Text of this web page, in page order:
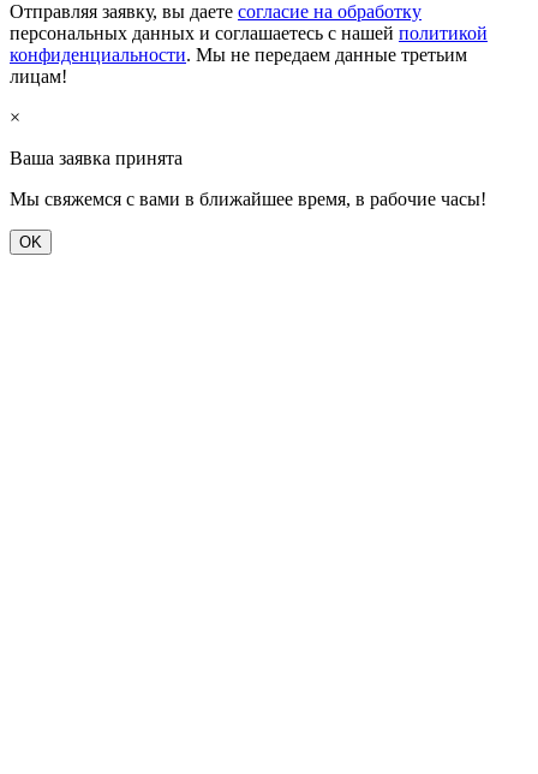
Отправляя заявку, вы даете согласие на обработку
персональных данных и соглашаетесь с нашей политикой
конфиденциальности. Мы не передаем данные третьим
лицам!
×
Ваша заявка принята
Мы свяжемся с вами в ближайшее время, в рабочие часы!
OK